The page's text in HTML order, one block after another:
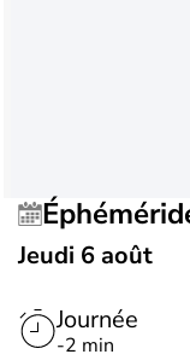
Jeudi 6 août
Journée
-2 min